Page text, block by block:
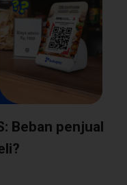
Beban penjual